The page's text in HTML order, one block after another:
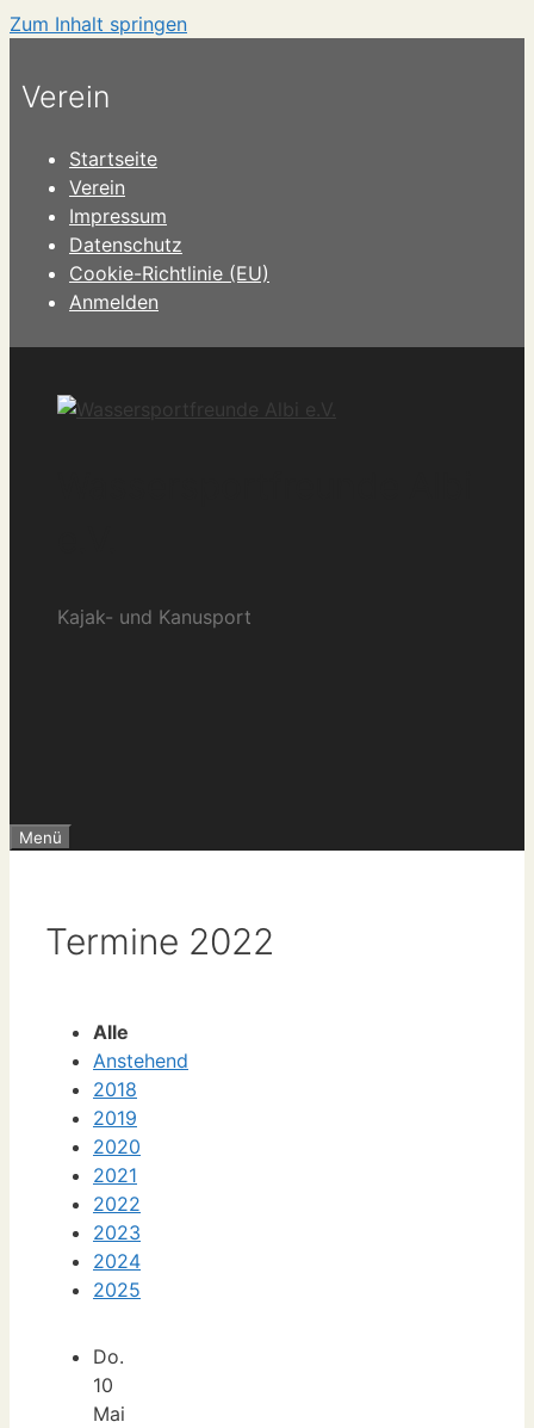
Zum Inhalt springen
Verein
Startseite
Verein
Impressum
Datenschutz
Cookie-Richtlinie (EU)
Anmelden
Kajak- und Kanusport
Menü
Termine 2022
Alle
Anstehend
2018
2019
2020
2021
2022
2023
2024
2025
Do.
10
Mai